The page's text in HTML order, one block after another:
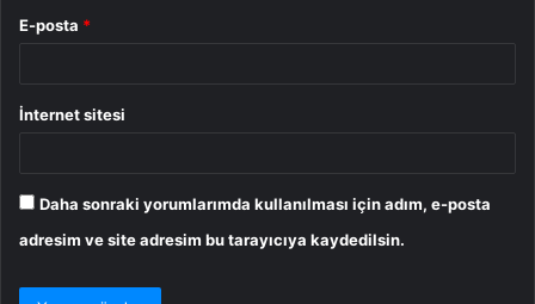
E-posta *
İnternet sitesi
Daha sonraki yorumlarımda kullanılması için adım, e-posta
adresim ve site adresim bu tarayıcıya kaydedilsin.